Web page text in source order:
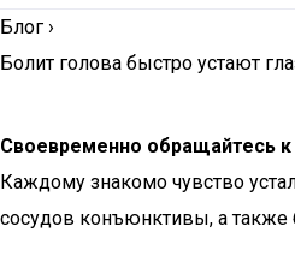
Блог ›
Болит голова быстро устают
Своевременно обращайтесь
Каждому знакомо чувство
сосудов конъюнктивы, а также